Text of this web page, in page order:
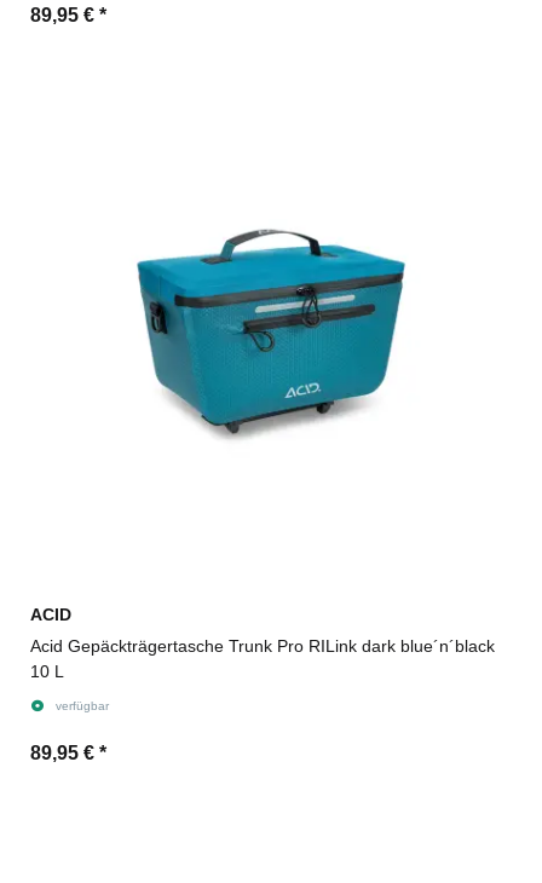
89,95 € *
ACID
Acid Gepäckträgertasche Trunk Pro RILink dark blue´n´black
10 L
verfügbar
89,95 € *